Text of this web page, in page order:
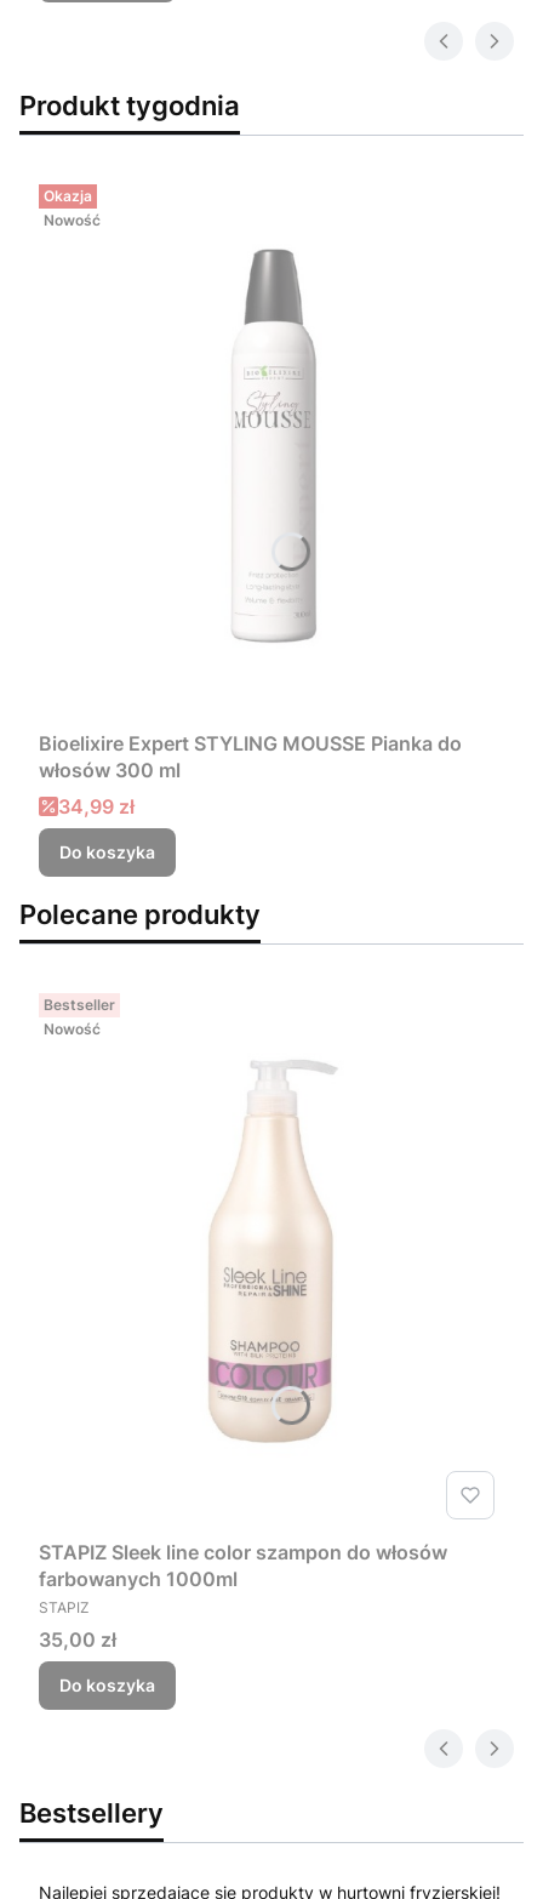
Produkt tygodnia
Okazja
Nowość
Bioelixire Expert STYLING MOUSSE Pianka do
włosów 300 ml
Cena promocyjna
34,99 zł
Do koszyka
Polecane produkty
Bestseller
Nowość
STAPIZ Sleek line color szampon do włosów
farbowanych 1000ml
PRODUCENT
STAPIZ
Cena
35,00 zł
Do koszyka
Bestsellery
Najlepiej sprzedające się produkty w hurtowni fryzjerskiej!